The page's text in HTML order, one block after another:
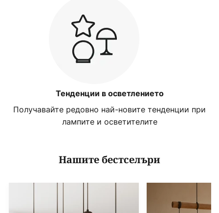
Тенденции в осветлението
Получавайте редовно най-новите тенденции при
лампите и осветителите
Нашите бестселъри